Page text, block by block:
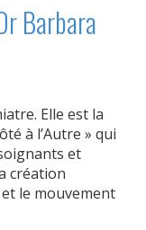
Barbara
Elle est la
à l’Autre » qui
et
création
le mouvement